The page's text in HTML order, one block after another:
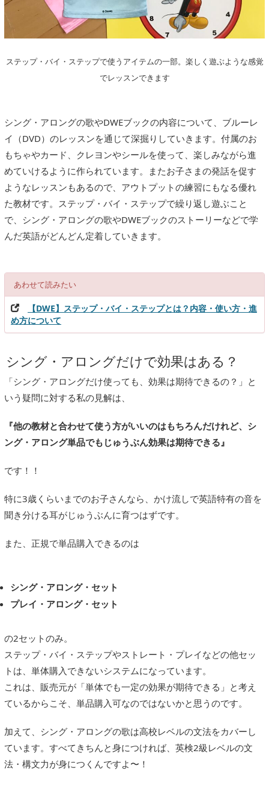
ステップ・バイ・ステップで使うアイテムの一部。楽しく遊ぶような感覚
でレッスンできます
シング・アロングの歌やDWEブックの内容について、ブルーレ
イ（DVD）のレッスンを通じて深掘りしていきます。付属のお
もちゃやカード、クレヨンやシールを使って、楽しみながら進
めていけるように作られています。またお子さまの発話を促す
ようなレッスンもあるので、アウトプットの練習にもなる優れ
た教材です。ステップ・バイ・ステップで繰り返し遊ぶこと
で、シング・アロングの歌やDWEブックのストーリーなどで学
んだ英語がどんどん定着していきます。
あわせて読みたい
【DWE】ステップ・バイ・ステップとは？内容・使い方・進
め方について
シング・アロングだけで効果はある？
「シング・アロングだけ使っても、効果は期待できるの？」と
いう疑問に対する私の見解は、
『他の教材と合わせて使う方がいいのはもちろんだけれど、シ
ング・アロング単品でもじゅうぶん効果は期待できる』
です！！
特に3歳くらいまでのお子さんなら、かけ流しで英語特有の音を
聞き分ける耳がじゅうぶんに育つはずです。
また、正規で単品購入できるのは
シング・アロング・セット
プレイ・アロング・セット
の2セットのみ。
ステップ・バイ・ステップやストレート・プレイなどの他セッ
トは、単体購入できないシステムになっています。
これは、販売元が「単体でも一定の効果が期待できる」と考え
ているからこそ、単品購入可なのではないかと思うのです。
加えて、シング・アロングの歌は高校レベルの文法をカバーし
ています。すべてきちんと身につければ、英検2級レベルの文
法・構文力が身につくんですよ〜！